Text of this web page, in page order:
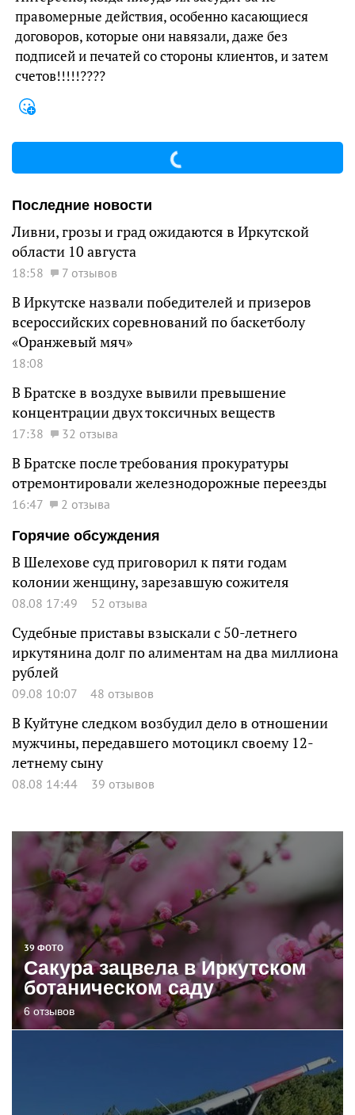
правомерные действия, особенно касающиеся
договоров, которые они навязали, даже без
подписей и печатей со стороны клиентов, и затем
счетов!!!!!????
Последние новости
Ливни, грозы и град ожидаются в Иркутской
области 10 августа
18:58 7 отзывов
В Иркутске назвали победителей и призеров
всероссийских соревнований по баскетболу
«Оранжевый мяч»
18:08
В Братске в воздухе вывили превышение
концентрации двух токсичных веществ
17:38 32 отзыва
В Братске после требования прокуратуры
отремонтировали железнодорожные переезды
16:47
2 отзыва
Горячие обсуждения
В Шелехове суд приговорил к пяти годам
колонии женщину, зарезавшую сожителя
08.08 17:49 52 отзыва
Судебные приставы взыскали с 50-летнего
иркутянина долг по алиментам на два миллиона
рублей
09.08 10:07 48 отзывов
В Куйтуне следком возбудил дело в отношении
мужчины, передавшего мотоцикл своему 12-
летнему сыну
08.08 14:44 39 отзывов
39 ФОТО
Сакура зацвела в Иркутском
ботаническом саду
6 отзывов